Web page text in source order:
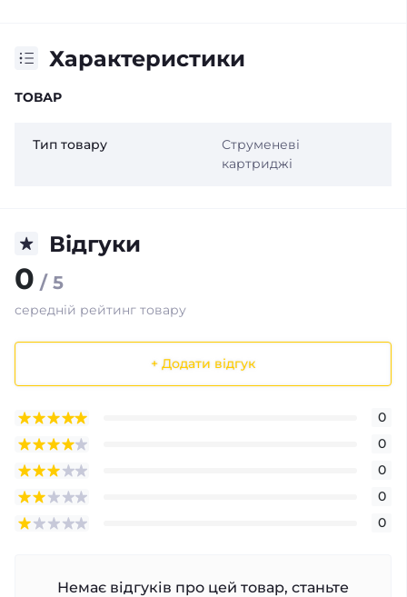
Характеристики
ТОВАР
Тип товару
Струменеві
картриджі
Відгуки
0 / 5
середній рейтинг товару
+ Додати відгук
0
0
0
0
0
Немає відгуків про цей товар, станьте